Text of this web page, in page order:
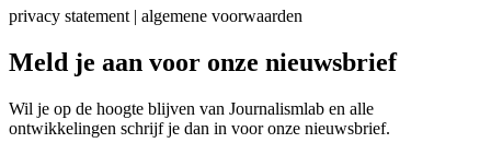
privacy statement | algemene voorwaarden
Meld je aan voor onze nieuwsbrief
Wil je op de hoogte blijven van Journalismlab en alle
ontwikkelingen schrijf je dan in voor onze nieuwsbrief.